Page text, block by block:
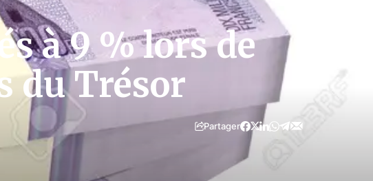
à 9 % lors de
du Trésor
Partager